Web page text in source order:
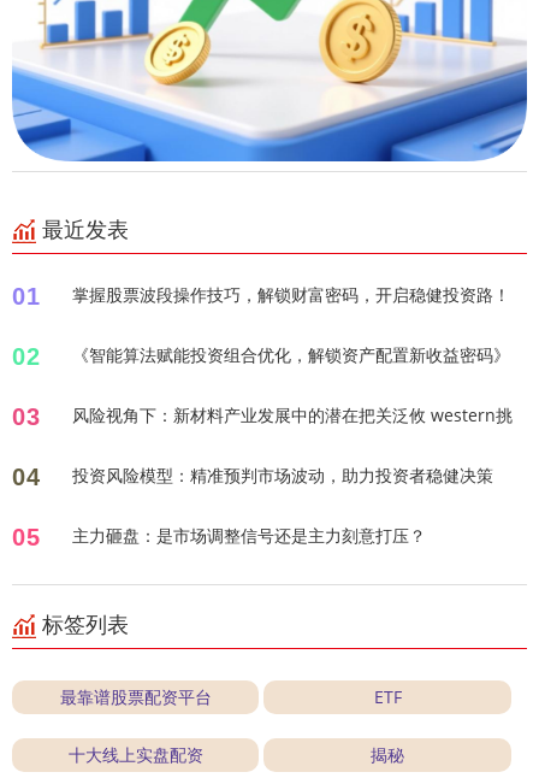
最近发表
01 掌握股票波段操作技巧，解锁财富密码，开启稳健投资路！
02 《智能算法赋能投资组合优化，解锁资产配置新收益密码》
03 风险视角下：新材料产业发展中的潜在把关泛攸 western挑
04 投资风险模型：精准预判市场波动，助力投资者稳健决策
05 主力砸盘：是市场调整信号还是主力刻意打压？
标签列表
最靠谱股票配资平台 ETF
十大线上实盘配资 揭秘